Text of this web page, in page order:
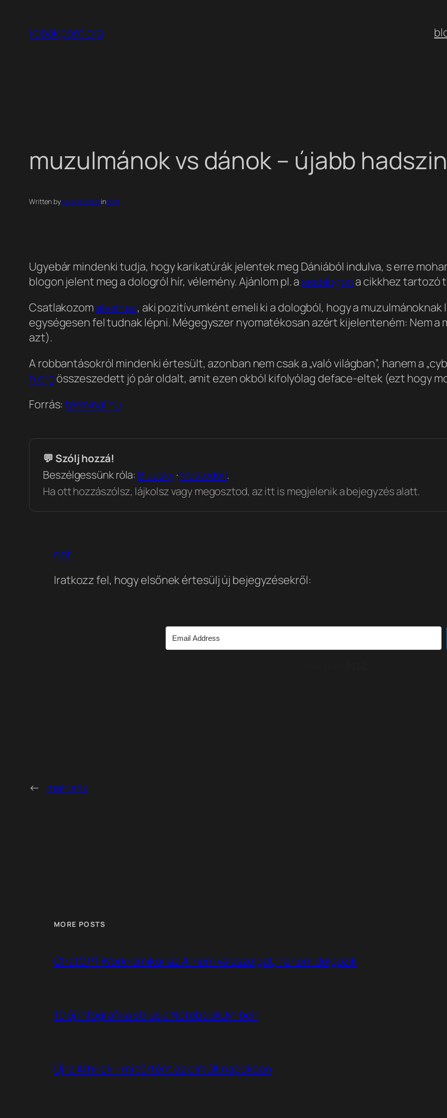
tartalomhoz
kobak pont org
muzulmánok vs dánok – újabb
Written byKoren Balazsinblog
Ugyebár mindenki tudja, hogy karikatúrák jelentek meg Dániából indulva, s erre
blogon jelent meg a dologról hír, vélemény. Ajánlom pl. a sesblogon a cikkhez tartozó
Csatlakozom alesihez, aki pozitívumként emeli ki a dologból, hogy a
egységesen fel tudnak lépni. Mégegyszer nyomatékosan azért kijelenteném: Nem
azt).
A robbantásokról mindenki értesült, azonban nem csak a „való világban”, hanem a
h.orgösszeszedett jó pár oldalt, amit ezen okból kifolyólag deface-eltek (ezt hogy
Forrás:terminal.hu
💬 Szólj hozzá!
Beszélgessünk róla: Bluesky·Mastodon.
Ha ott hozzászólsz, lájkolsz vagy megosztod, az itt is megjelenik a bejegyzés alatt.
net
Iratkozz fel, hogy elsőnek értesülj új bejegyzésekről:
← mattafix
MORE POSTS
ChatGPT Work: amikor az AI nem válaszolgat, hanem dolgozik
10 új infografika stílus a NotebookLM-ben
Újra AI hírek – mi történt az elmúlt napokban